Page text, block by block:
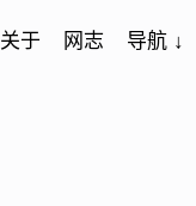
关于 网志 导航 ↓